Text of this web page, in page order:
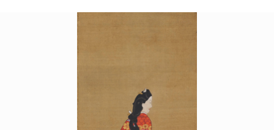
COMPANY